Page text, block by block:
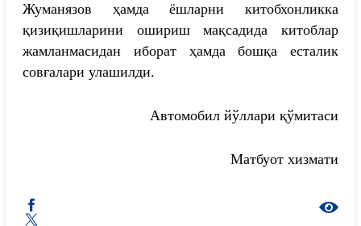
Жуманязов ҳамда ёшларни китобхонликка
қизиқишларини ошириш мақсадида китоблар
жамланмасидан иборат ҳамда бошқа есталик
совғалари улашилди.
Aвтомобил йўллари қўмитаси
Матбуот хизмати